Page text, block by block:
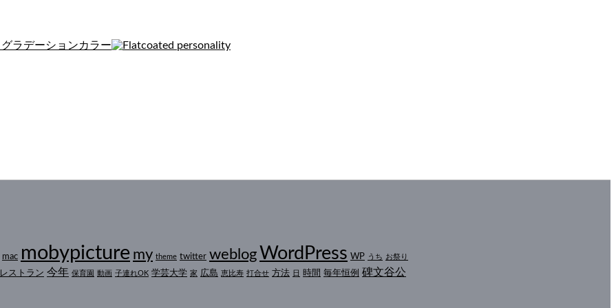
mac mobypicture my theme twitter weblog WordPress WP うち お祭り
レストラン 今年 保育園 動画 子連れOK 学芸大学 家 広島 恵比寿 打合せ 方法 日 時間 毎年恒例 碑文谷公